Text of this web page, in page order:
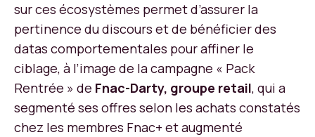
sur ces écosystèmes permet d’assurer la
pertinence du discours et de bénéficier des
datas comportementales pour affiner le
ciblage, à l’image de la campagne « Pack
Rentrée » de Fnac-Darty, groupe retail, qui a
segmenté ses offres selon les achats constatés
chez les membres Fnac+ et augmenté